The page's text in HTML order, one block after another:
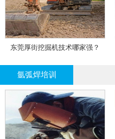
东莞厚街挖掘机技术哪家强？
氩弧焊培训